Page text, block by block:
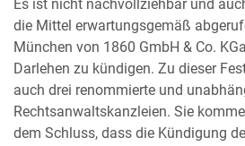
Es ist nicht nachvollziehbar und
die Mittel erwartungsgemäß
München von 1860 GmbH & Co.
Darlehen zu kündigen. Zu dieser
auch drei renommierte und
Rechtsanwaltskanzleien. Sie
dem Schluss, dass die Kündigung